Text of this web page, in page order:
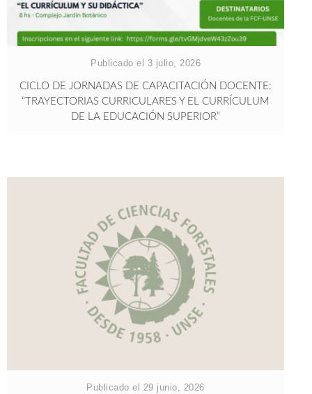
Publicado el 3 julio, 2026
CICLO DE JORNADAS DE CAPACITACIÓN DOCENTE:
“TRAYECTORIAS CURRICULARES Y EL CURRÍCULUM
DE LA EDUCACIÓN SUPERIOR”
Publicado el 29 junio, 2026